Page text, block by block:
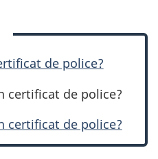
de police?
certificat de police?
certificat de police?